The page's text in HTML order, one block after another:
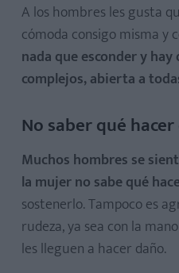
A los hombres les gusta
cómoda consigo misma y
nada que esconder y
complejos, abierta a
No saber qué
Muchos hombres se
la mujer no sabe qué
sostenerlo. Tampoco es
rudeza, ya sea con la
les lleguen a hacer daño.